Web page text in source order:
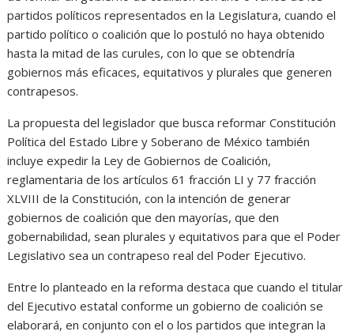
partidos políticos representados en la Legislatura, cuando el
partido político o coalición que lo postuló no haya obtenido
hasta la mitad de las curules, con lo que se obtendría
gobiernos más eficaces, equitativos y plurales que generen
contrapesos.
La propuesta del legislador que busca reformar Constitución
Política del Estado Libre y Soberano de México también
incluye expedir la Ley de Gobiernos de Coalición,
reglamentaria de los artículos 61 fracción LI y 77 fracción
XLVIII de la Constitución, con la intención de generar
gobiernos de coalición que den mayorías, que den
gobernabilidad, sean plurales y equitativos para que el Poder
Legislativo sea un contrapeso real del Poder Ejecutivo.
Entre lo planteado en la reforma destaca que cuando el titular
del Ejecutivo estatal conforme un gobierno de coalición se
elaborará, en conjunto con el o los partidos que integran la